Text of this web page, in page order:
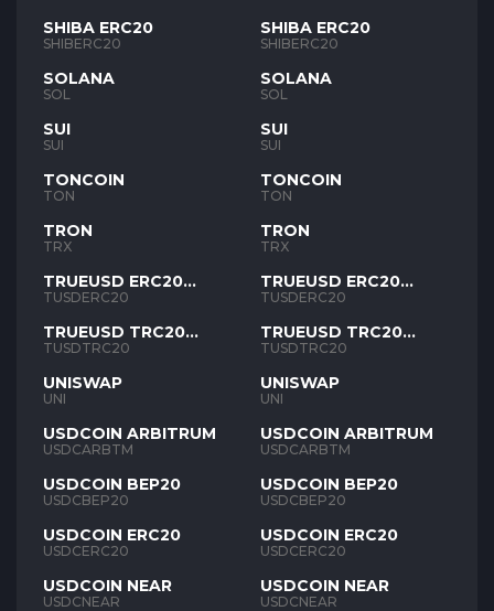
SHIBA ERC20
SHIBERC20
SOLANA
SOL
SUI
SUI
TONCOIN
TON
TRON
TRX
TRUEUSD ERC20
TUSD
TUSDERC20
TRUEUSD TRC20
TUSD
TUSDTRC20
UNISWAP
UNI
USDCOIN ARBITRUM
USDCARBTM
USDCOIN BEP20
USDCBEP20
USDCOIN ERC20
USDCERC20
USDCOIN NEAR
USDCNEAR
SHIBA ERC20
SHIBERC20
SOLANA
SOL
SUI
SUI
TONCOIN
TON
TRON
TRX
TRUEUSD ERC20
TUSD
TUSDERC20
TRUEUSD TRC20
TUSD
TUSDTRC20
UNISWAP
UNI
USDCOIN ARBITRUM
USDCARBTM
USDCOIN BEP20
USDCBEP20
USDCOIN ERC20
USDCERC20
USDCOIN NEAR
USDCNEAR